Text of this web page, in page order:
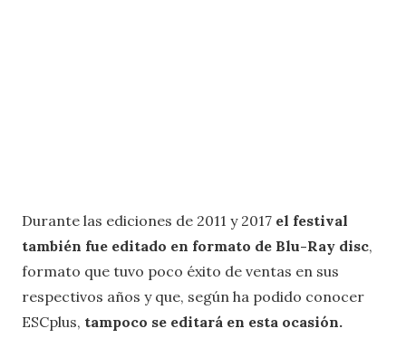
Durante las ediciones de 2011 y 2017 el festival
también fue editado en formato de Blu-Ray disc,
formato que tuvo poco éxito de ventas en sus
respectivos años y que, según ha podido conocer
ESCplus, tampoco se editará en esta ocasión.